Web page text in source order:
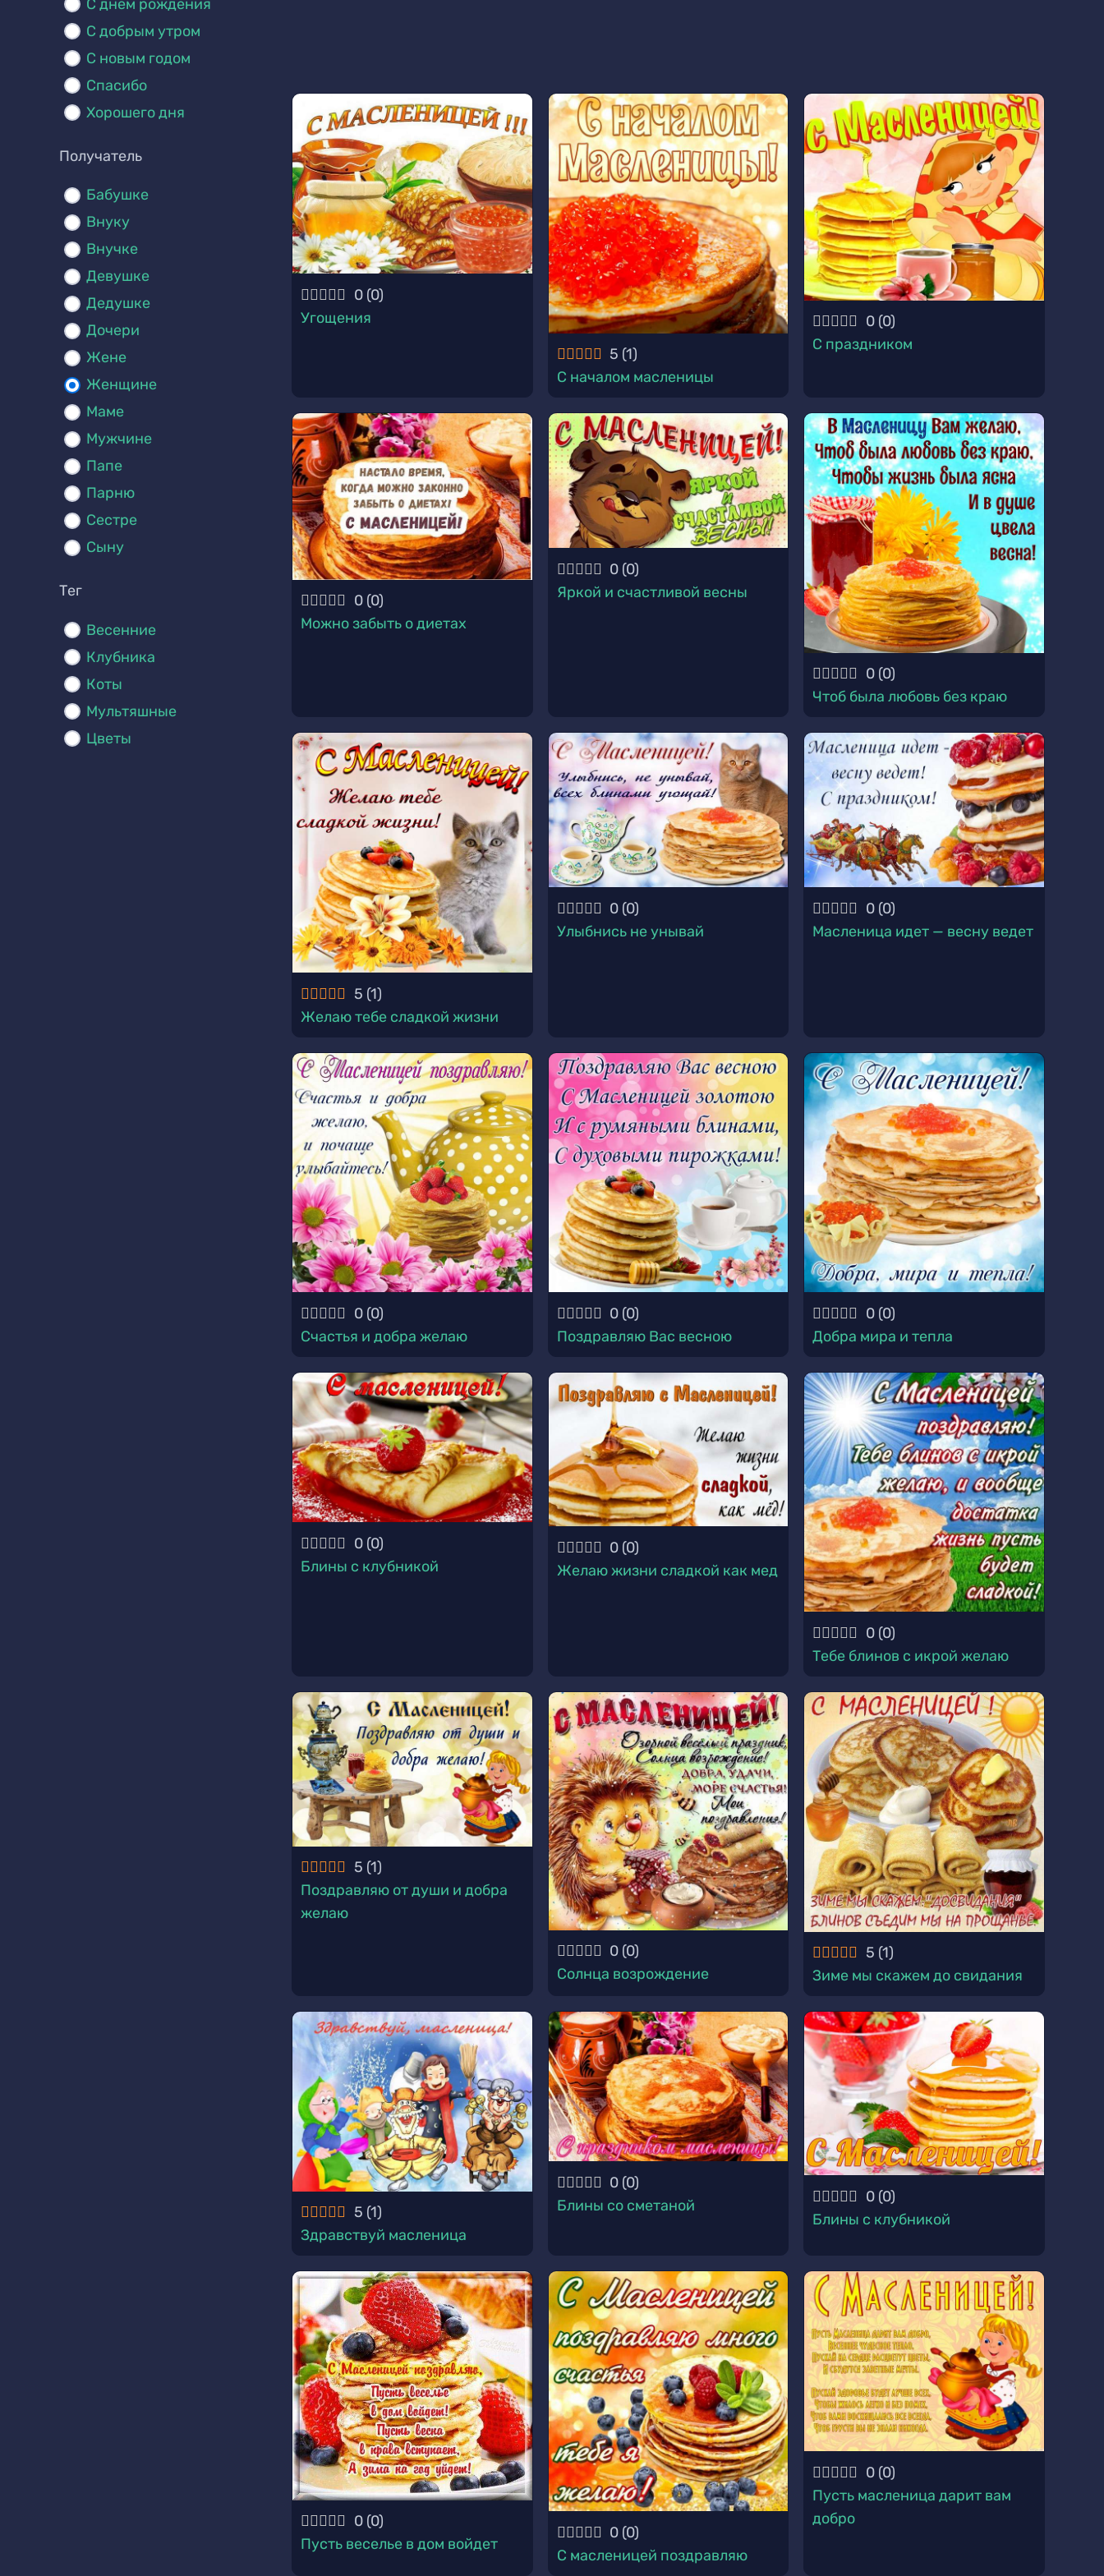
С днем рождения
С добрым утром
С новым годом
Спасибо
Хорошего дня
Получатель
Бабушке
Внуку
Внучке
Девушке
Дедушке
Дочери
Жене
Женщине
Маме
Мужчине
Папе
Парню
Сестре
Сыну
Тег
Весенние
Клубника
Коты
Мультяшные
Цветы
0 (0)
Угощения
5 (1)
С началом масленицы
0 (0)
С праздником
0 (0)
Можно забыть о диетах
0 (0)
Яркой и счастливой весны
0 (0)
Чтоб была любовь без краю
5 (1)
Желаю тебе сладкой жизни
0 (0)
Улыбнись не унывай
0 (0)
Масленица идет — весну ведет
0 (0)
Счастья и добра желаю
0 (0)
Поздравляю Вас весною
0 (0)
Добра мира и тепла
0 (0)
Блины с клубникой
0 (0)
Желаю жизни сладкой как мед
0 (0)
Тебе блинов с икрой желаю
5 (1)
Поздравляю от души и добра
желаю
0 (0)
Солнца возрождение
5 (1)
Зиме мы скажем до свидания
5 (1)
Здравствуй масленица
0 (0)
Блины со сметаной
0 (0)
Блины с клубникой
0 (0)
Пусть веселье в дом войдет
0 (0)
С масленицей поздравляю
0 (0)
Пусть масленица дарит вам
добро